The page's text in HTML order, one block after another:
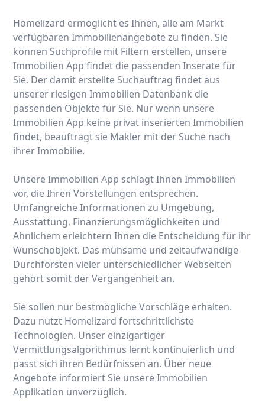
Homelizard ermöglicht es Ihnen, alle am Markt
verfügbaren Immobilienangebote zu finden. Sie
können Suchprofile mit Filtern erstellen, unsere
Immobilien App findet die passenden Inserate für
Sie. Der damit erstellte Suchauftrag findet aus
unserer riesigen Immobilien Datenbank die
passenden Objekte für Sie. Nur wenn unsere
Immobilien App keine privat inserierten Immobilien
findet, beauftragt sie Makler mit der Suche nach
ihrer Immobilie.
Unsere Immobilien App schlägt Ihnen Immobilien
vor, die Ihren Vorstellungen entsprechen.
Umfangreiche Informationen zu Umgebung,
Ausstattung, Finanzierungsmöglichkeiten und
Ähnlichem erleichtern Ihnen die Entscheidung für ihr
Wunschobjekt. Das mühsame und zeitaufwändige
Durchforsten vieler unterschiedlicher Webseiten
gehört somit der Vergangenheit an.
Sie sollen nur bestmögliche Vorschläge erhalten.
Dazu nutzt Homelizard fortschrittlichste
Technologien. Unser einzigartiger
Vermittlungsalgorithmus lernt kontinuierlich und
passt sich ihren Bedürfnissen an. Über neue
Angebote informiert Sie unsere Immobilien
Applikation unverzüglich.